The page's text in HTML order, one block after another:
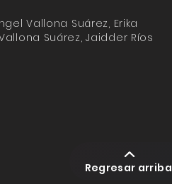
Vallona Suárez, Erika
Suárez, Jaidder Ríos
Regresar arriba